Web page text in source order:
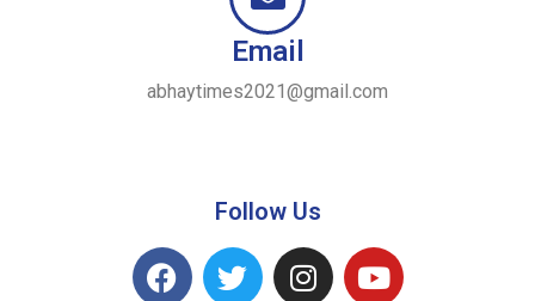
Email
abhaytimes2021@gmail.com
Follow Us